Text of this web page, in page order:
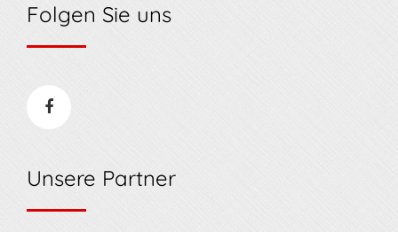
Folgen Sie uns
Unsere Partner